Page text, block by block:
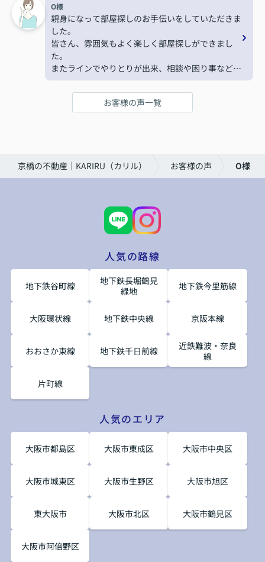
O様
親身になって部屋探しのお手伝いをしていただきま
した。
皆さん、雰囲気もよく楽しく部屋探しができまし
た。
またラインでやりとりが出来、相談や困り事などす
ぐに聞けたため不安もなくすすめることができまし
ありがとうございました。
お客様の声一覧
京橋の不動産｜KARIRU（カリル） お客様の声 O様
人気の路線
地下鉄谷町線
地下鉄長堀鶴見
緑地
地下鉄今里筋線
大阪環状線 地下鉄中央線 京阪本線
おおさか東線 地下鉄千日前線
近鉄難波・奈良
線
片町線
人気のエリア
大阪市都島区 大阪市東成区 大阪市中央区
大阪市城東区 大阪市生野区 大阪市旭区
東大阪市 大阪市北区 大阪市鶴見区
大阪市阿倍野区